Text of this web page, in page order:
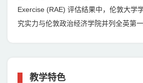
Exercise (RAE) 评估结果中，伦敦大学
究实力与伦敦政治经济学院并列全英第一
教学特色